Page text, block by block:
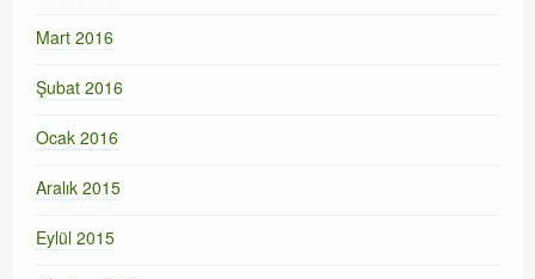
Mart 2016
Şubat 2016
Ocak 2016
Aralık 2015
Eylül 2015